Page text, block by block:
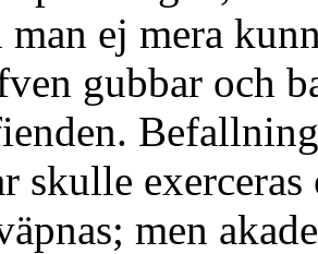
ej mera
gubbar och
skulle
men